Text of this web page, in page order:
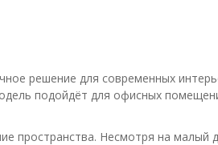
решение для современных
подойдёт для офисных
пространства. Несмотря на малый